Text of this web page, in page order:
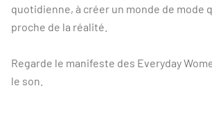
quotidienne, à créer un monde de mode
proche de la réalité.
Regarde le manifeste des Everyday
le son.